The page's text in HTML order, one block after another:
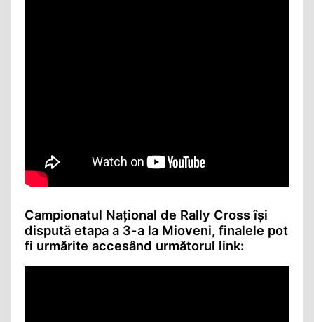
Campionatul Național de Rally Cross își
dispută etapa a 3-a la Mioveni, finalele pot
fi urmărite accesând următorul link: